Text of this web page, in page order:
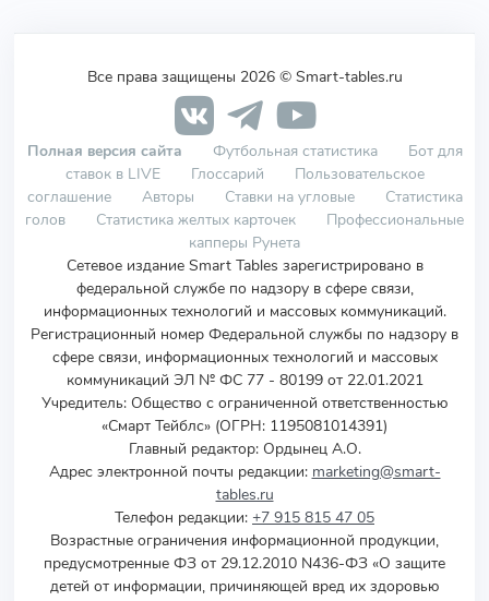
Все права защищены 2026 © Smart-tables.ru
Полная версия сайта Футбольная статистика
Бот для
ставок в LIVE
Глоссарий
Пользовательское
соглашение
Авторы Ставки на угловые
Статистика
голов
Статистика желтых карточек
Профессиональные
капперы Рунета
Сетевое издание Smart Tables зарегистрировано в
федеральной службе по надзору в сфере связи,
информационных технологий и массовых коммуникаций.
Регистрационный номер Федеральной службы по надзору в
сфере связи, информационных технологий и массовых
коммуникаций ЭЛ № ФС 77 - 80199 от 22.01.2021
Учредитель: Общество с ограниченной ответственностью
«Смарт Тейблс» (ОГРН: 1195081014391)
Главный редактор: Ордынец А.О.
Адрес электронной почты редакции: marketing@smart-
tables.ru
Телефон редакции: +7 915 815 47 05
Возрастные ограничения информационной продукции,
предусмотренные ФЗ от 29.12.2010 N436-ФЗ «О защите
детей от информации, причиняющей вред их здоровью